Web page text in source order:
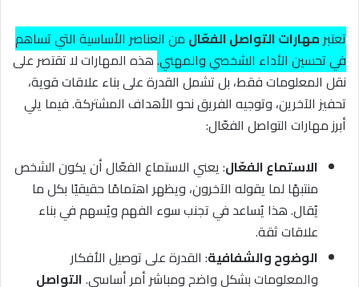
تعتبرمهارات التواصل الفعّال من العناصر الأساسية التي تساهم
في تحسين الأداء الشخصي والمهني.هذه المهارات لا تقتصر على
نقل المعلومات فقط، بل تشمل القدرة على بناء علاقات قوية،
تحفيز الآخرين، وتوجيه الفريق نحو الأهداف المشتركة. فيما يلي
أبرز مهارات التواصل الفعّال:
الاستماع الفعّال: يعني الاستماع الفعّال أن يكون الشخص
منتبهًا لما يقوله الآخرون، ويظهر اهتمامًا حقيقيًا بكل ما
يُقال. هذا يُساعد في تجنب سوء الفهم ويُسهم في بناء
علاقات ثقة.
الوضوح والشفافية: القدرة على توصيل الأفكار
والمعلومات بشكل واضح ومباشر أمر أساسي.التواصل